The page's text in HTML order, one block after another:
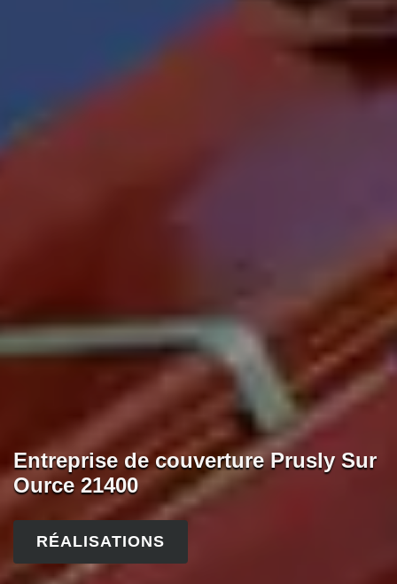
Entreprise de couverture Prusly Sur
Ource 21400
RÉALISATIONS